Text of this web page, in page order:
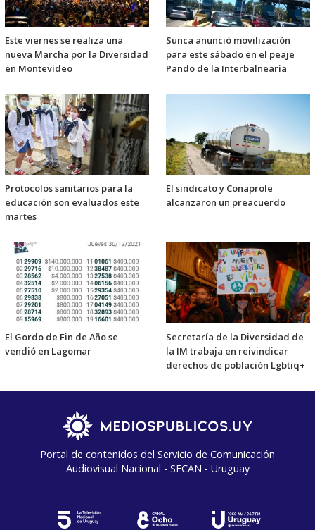
Este viernes se realiza una
nueva Marcha por la Diversidad
en Montevideo
Sunca anunció movilización
para este sábado en el peaje
Pando de la Interbalnearia
Protocolos sanitarios para la
educación son evaluados este
martes
El sindicato y Conaprole
alcanzaron un preacuerdo
El Gordo de Fin de Año se
vendió en Lagomar
Secretaría de la Diversidad de
la IM trabaja en reivindicar
derechos de población Lgbtiq+
Portal de contenidos del Servicio de Comunicación
Audiovisual Nacional - SECAN - Uruguay